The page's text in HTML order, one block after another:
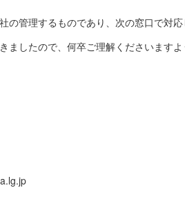
管理するものであり、次の窓口で対応
したので、何卒ご理解くださいますよ